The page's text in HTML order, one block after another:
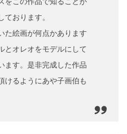
ております。
た絵画が何点かあります
とオレオをモデルにして
ます。是非完成した作品
けるようにあや子画伯も